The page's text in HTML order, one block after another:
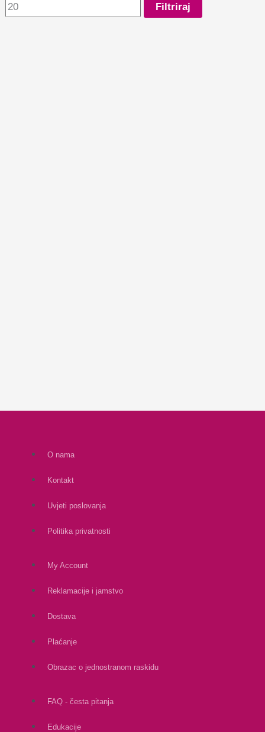
Filtriraj
O nama
Kontakt
Uvjeti poslovanja
Politika privatnosti
My Account
Reklamacije i jamstvo
Dostava
Plaćanje
Obrazac o jednostranom raskidu
FAQ - česta pitanja
Edukacije